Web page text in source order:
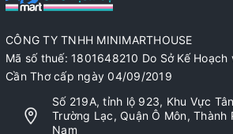
CÔNG TY TNHH MINIMARTHOUSE
Mã số thuế: 1801648210 Do Sở Kế
Cần Thơ cấp ngày 04/09/2019
Số 219A, tỉnh lộ 923, Khu Vực
Trường Lạc, Quận Ô Môn, Thành
Nam